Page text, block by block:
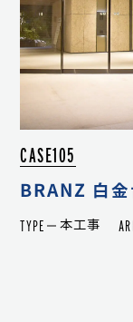
CASE105
BRANZ 白金
TYPE 本工事